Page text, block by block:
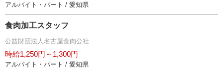
アルバイト・パート / 愛知県
食肉加工スタッフ
公益財団法人名古屋食肉公社
時給1,250円～1,300円
アルバイト・パート / 愛知県